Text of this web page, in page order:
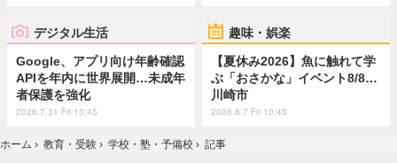
デジタル生活
Google、アプリ向け年齢確認
APIを年内に世界展開…未成年
者保護を強化
2026.7.31 Fri 13:45
趣味・娯楽
【夏休み2026】魚に触れて学
ぶ「おさかな」イベント8/8…
川崎市
2026.8.7 Fri 10:45
ホーム › 教育・受験 › 学校・塾・予備校 › 記事